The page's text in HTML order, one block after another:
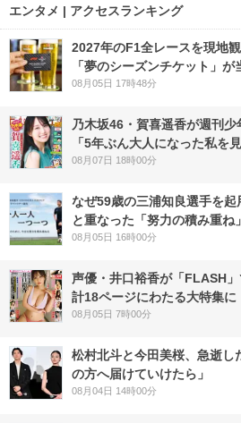
エンタメ | アクセスランキング
2027年のF1全レースを現地
「夢のシーズンチケット」が
08月05日 17時48分
乃木坂46・賀喜遥香が週刊少
「5年ぶん大人になった私を
08月07日 18時00分
なぜ59歳の三浦知良選手を
と重なった「努力の積み重ね」
08月05日 16時00分
声優・井口裕香が「FLASH
計18ページにわたる大特集に
08月05日 7時00分
松村北斗と今田美桜、急逝し
の方へ届けていけたら」
08月04日 14時00分